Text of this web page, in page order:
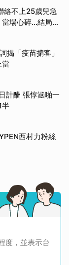
絡不上25歲兒急
場心碎...結局看
揭「疫苗掮客」
當
計酬 張惇涵啪一
半
西村力粉絲
度，並表示台